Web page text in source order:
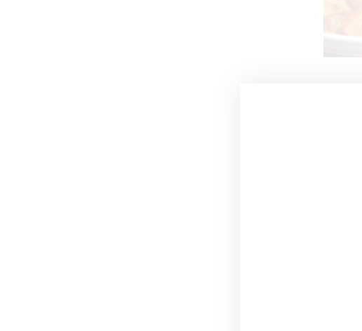
בכל